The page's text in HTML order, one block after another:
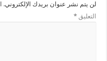
لن يتم نشر عنوان بريدك الإلكتروني.
التعليق*